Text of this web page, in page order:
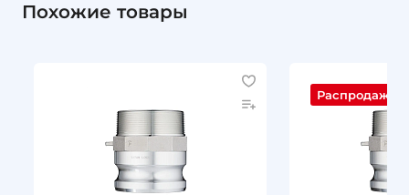
Похожие товары
Распродажа